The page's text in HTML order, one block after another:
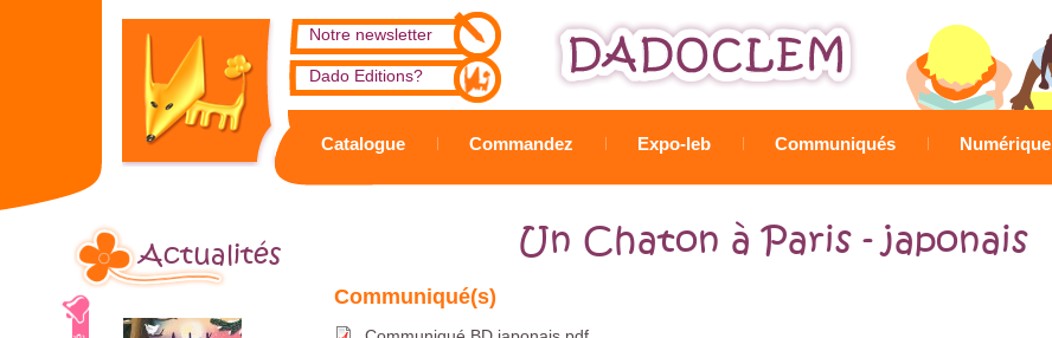
Notre newsletter
Dado Editions?
Catalogue Commandez Expo-leb Communiqués Numérique
Un Chaton à Paris - japonais
Actualités